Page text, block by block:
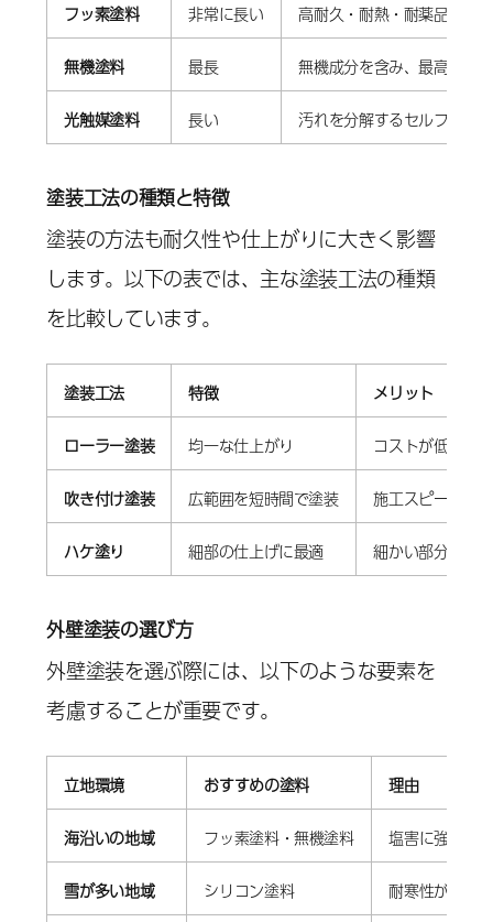
フッ素塗料 非常に長い 高耐久・耐熱・耐薬品性が
無機塗料 最長 無機成分を含み、最高級の
光触媒塗料 長い 汚れを分解するセルフクリ
塗装工法の種類と特徴
塗装の方法も耐久性や仕上がりに大きく影響
します。以下の表では、主な塗装工法の種類
を比較しています。
塗装工法 特徴 メリット
ローラー塗装 均一な仕上がり コストが低く手軽
吹き付け塗装 広範囲を短時間で塗装 施工スピードが
ハケ塗り 細部の仕上げに最適 細かい部分の調
外壁塗装の選び方
外壁塗装を選ぶ際には、以下のような要素を
考慮することが重要です。
立地環境 おすすめの塗料 理由
海沿いの地域 フッ素塗料・無機塗料 塩害に強く、
雪が多い地域 シリコン塗料 耐寒性があり